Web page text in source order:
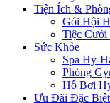
Tiện Ích &
Gói Hội
Tiệc Cưới
Sức Khỏe
Spa Hy-
Phòng
Hồ Bơi
Ưu Đãi Đặc Biệt